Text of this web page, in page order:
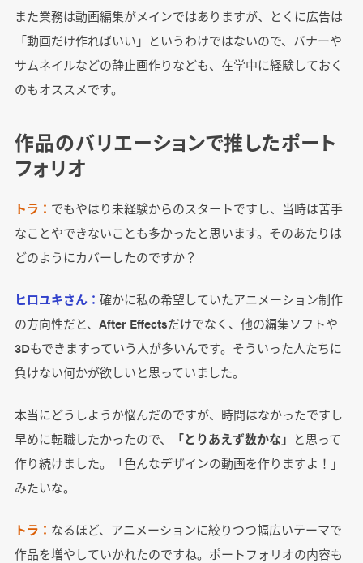
また業務は動画編集がメインではありますが、とくに広告は
「動画だけ作ればいい」というわけではないので、バナーや
サムネイルなどの静止画作りなども、在学中に経験しておく
のもオススメです。
作品のバリエーションで推したポート
フォリオ
トラ： でもやはり未経験からのスタートですし、当時は苦手
なことやできないことも多かったと思います。そのあたりは
どのようにカバーしたのですか？
ヒロユキさん： 確かに私の希望していたアニメーション制作
の方向性だと、After Effectsだけでなく、他の編集ソフトや
3Dもできますっていう人が多いんです。そういった人たちに
負けない何かが欲しいと思っていました。
本当にどうしようか悩んだのですが、時間はなかったですし
早めに転職したかったので、
「とりあえず数かな」 と思って
作り続けました。「色んなデザインの動画を作りますよ！」
みたいな。
トラ： なるほど、アニメーションに絞りつつ幅広いテーマで
作品を増やしていかれたのですね。ポートフォリオの内容も